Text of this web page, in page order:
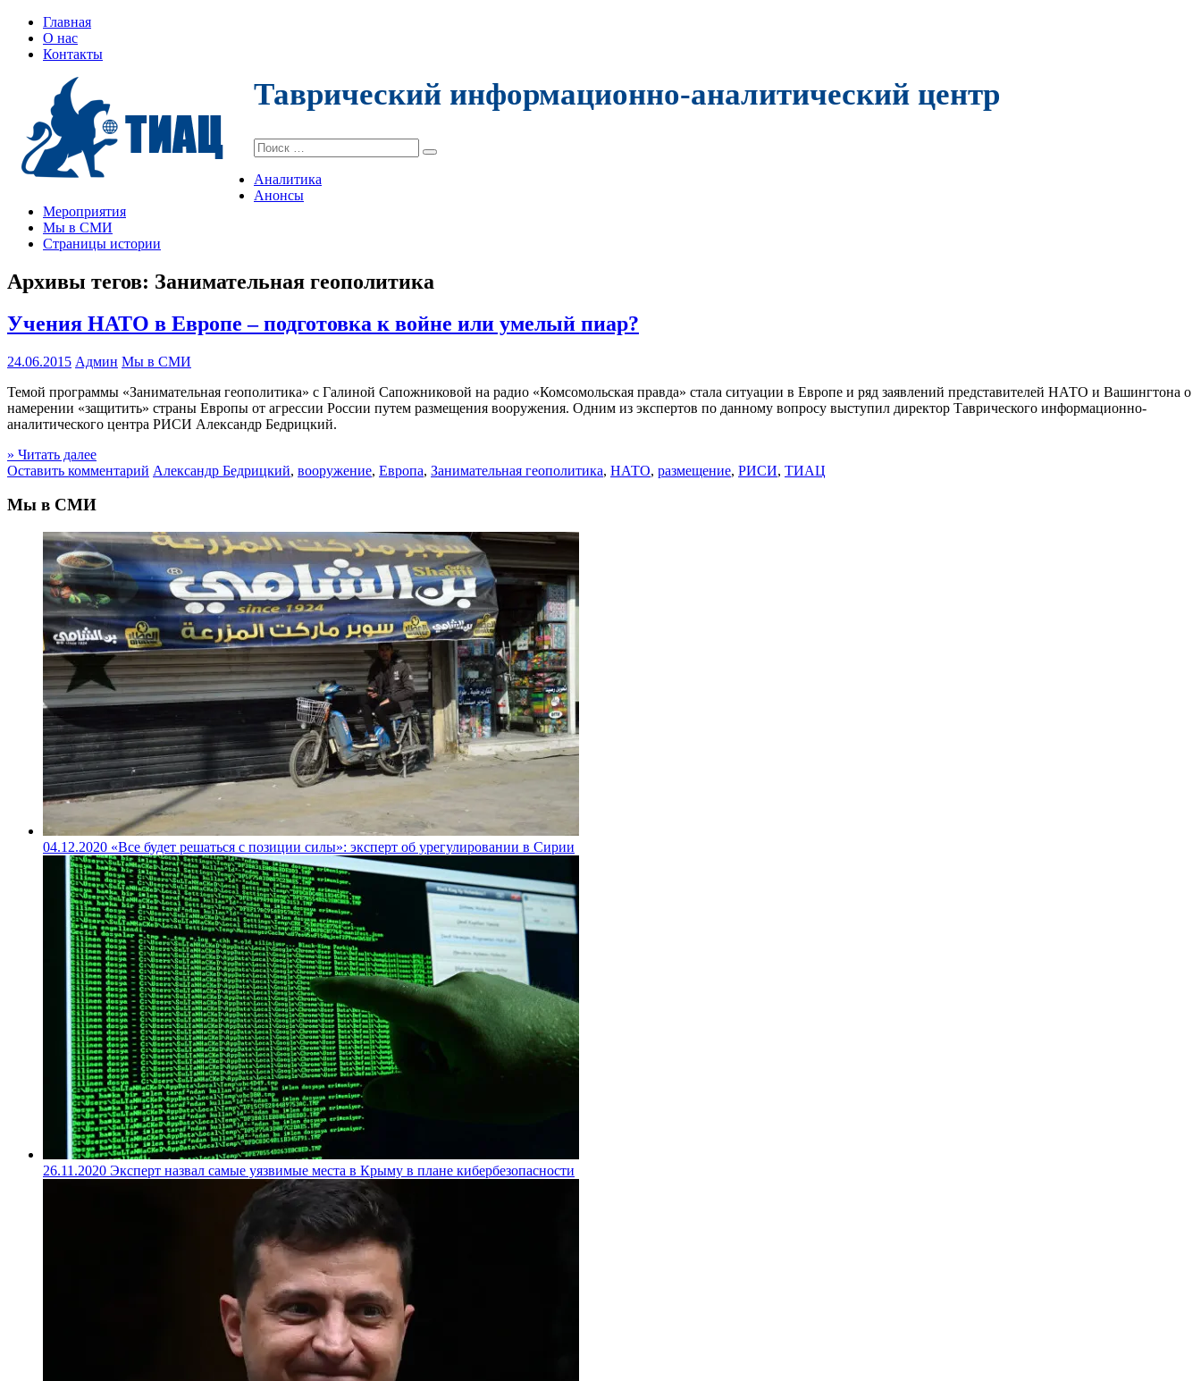
Главная
О нас
Контакты
Таврический информационно-аналитический центр
Поиск:
Аналитика
Анонсы
Мероприятия
Мы в СМИ
Страницы истории
Архивы тегов: Занимательная геополитика
Учения НАТО в Европе – подготовка к войне или умелый пиар?
24.06.2015 Админ Мы в СМИ
Темой программы «Занимательная геополитика» с Галиной Сапожниковой на радио «Комсомольская правда» стала ситуации в Европе и ряд заявлений представителей НАТО и Вашингтона о
намерении «защитить» страны Европы от агрессии России путем размещения вооружения. Одним из экспертов по данному вопросу выступил директор Таврического информационно-
аналитического центра РИСИ Александр Бедрицкий.
» Читать далее
Оставить комментарий Александр Бедрицкий, вооружение, Европа, Занимательная геополитика, НАТО, размещение, РИСИ, ТИАЦ
Мы в СМИ
04.12.2020 «Все будет решаться с позиции силы»: эксперт об урегулировании в Сирии
26.11.2020 Эксперт назвал самые уязвимые места в Крыму в плане кибербезопасности